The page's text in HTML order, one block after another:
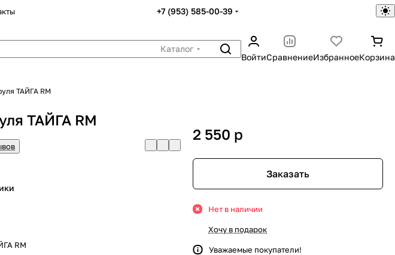
+7 (953) 585-00-39
Каталог
ВойтиСравнениеИзбранноеКорзина
ТАЙГА RM
ТАЙГА RM
RM
2 550 p
Заказать
Нет в наличии
Хочу в подарок
Уважаемые покупатели!